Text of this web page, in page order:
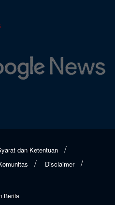
dan Ketentuan
Disclaimer
Berita